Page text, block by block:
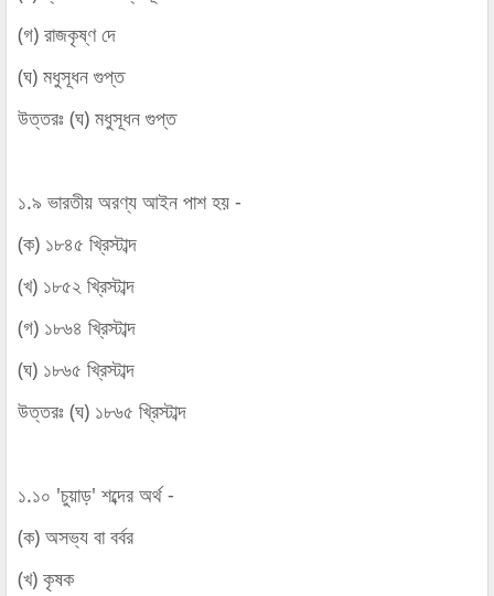
(গ) রাজকৃষ্ণ দে
(ঘ) মধুসূধন গুপ্ত
উত্তরঃ (ঘ) মধুসূধন গুপ্ত
১.৯ ভারতীয় অরণ্য আইন পাশ হয় -
(ক) ১৮৪৫ খ্রিস্টাব্দ
(খ) ১৮৫২ খ্রিস্টাব্দ
(গ) ১৮৬৪ খ্রিস্টাব্দ
(ঘ) ১৮৬৫ খ্রিস্টাব্দ
উত্তরঃ (ঘ) ১৮৬৫ খ্রিস্টাব্দ
১.১০ 'চুয়াড়' শব্দের অর্থ -
(ক) অসভ্য বা বর্বর
(খ) কৃষক